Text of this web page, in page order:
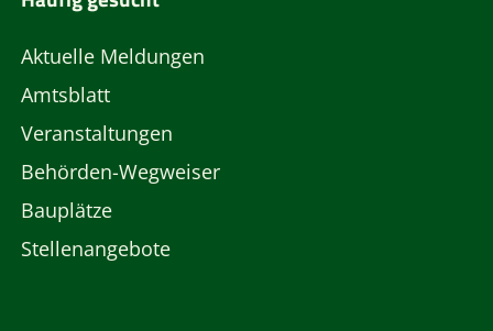
Aktuelle Meldungen
Amtsblatt
Veranstaltungen
Behörden-Wegweiser
Bauplätze
Stellenangebote